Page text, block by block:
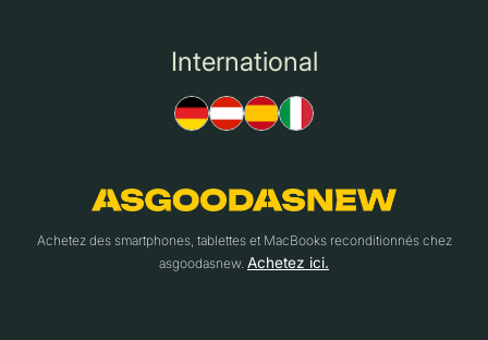
International
Achetez des smartphones, tablettes et MacBooks reconditionnés chez
asgoodasnew. Achetez ici.